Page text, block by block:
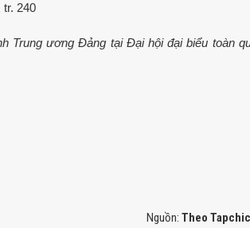
tr. 240
Trung ương Đảng tại Đại hội đại biểu toàn
Nguồn: Theo